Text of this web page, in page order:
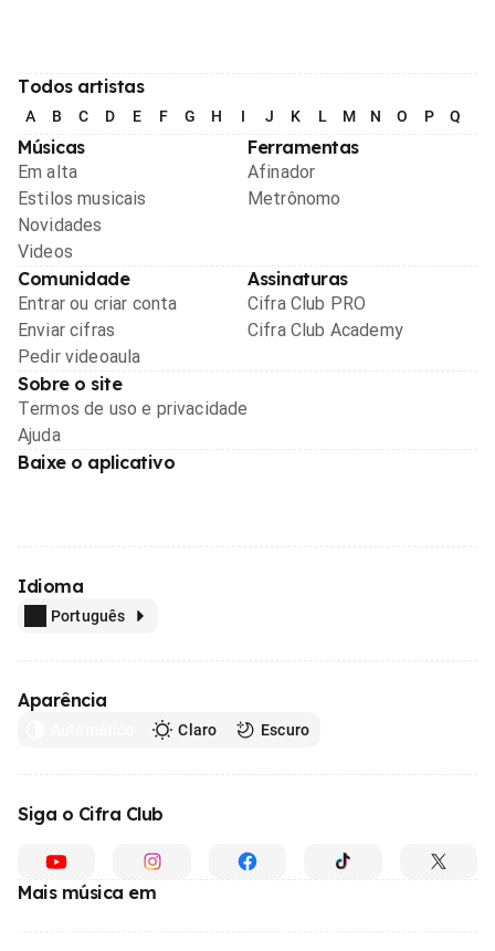
Todos artistas
A B C D E F G H I J K L M N O P Q
Músicas
Em alta
Estilos musicais
Novidades
Videos
Ferramentas
Afinador
Metrônomo
Comunidade
Entrar ou criar conta
Enviar cifras
Pedir videoaula
Assinaturas
Cifra Club PRO
Cifra Club Academy
Sobre o site
Termos de uso e privacidade
Ajuda
Baixe o aplicativo
Idioma
Português
Aparência
Claro Escuro
Siga o Cifra Club
Mais música em